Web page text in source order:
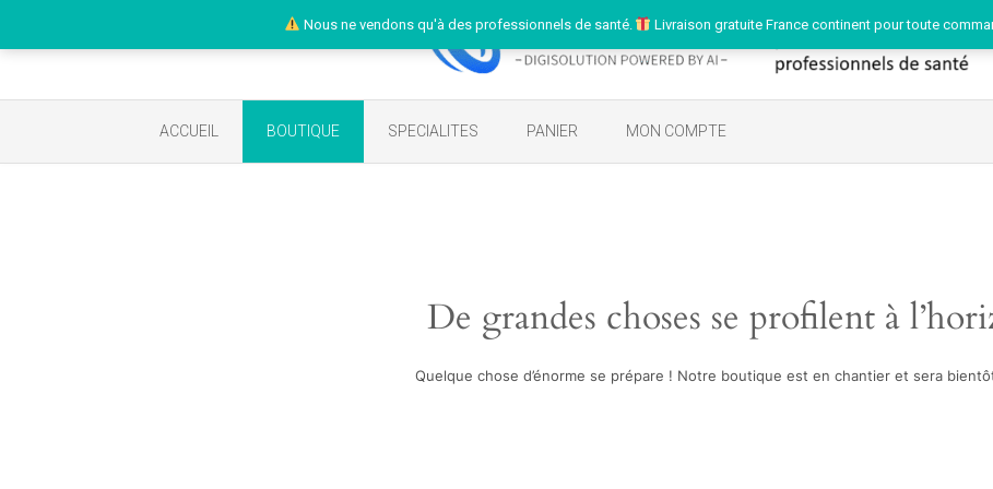
Nous ne vendons qu'à des professionnels de santé. Livraison gratuite France continent pour toute
ACCUEIL BOUTIQUE SPECIALITES PANIER MON COMPTE
De grandes choses se profilent à
Quelque chose d’énorme se prépare ! Notre boutique est en chantier et sera